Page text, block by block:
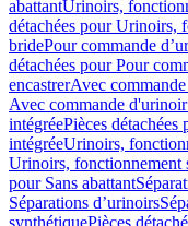
abattantUrinoirs,
détachées pour Urinoirs,
bridePour commande
détachées pour Pour
encastrerAvec
Avec commande
intégréePièces
intégréeUrinoirs,
Urinoirs, fonctionnement
pour Sans abattant
Séparations d’urinoirs
synthétiquePièces